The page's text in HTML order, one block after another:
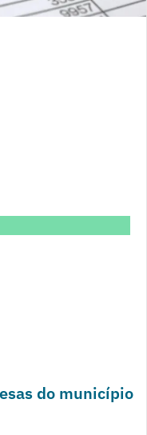
do município